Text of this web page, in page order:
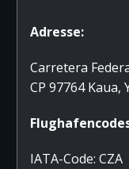
Adresse:
Carretera
CP 97764 Kaua,
IATA-Code: CZA